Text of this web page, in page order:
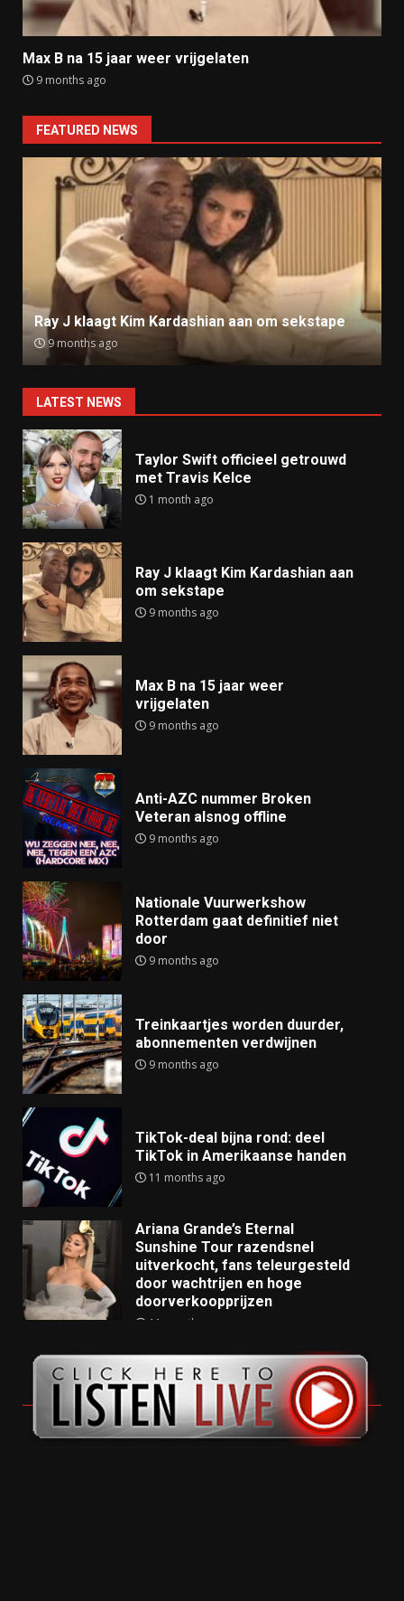
Max B na 15 jaar weer vrijgelaten
9 months ago
FEATURED NEWS
Ray J klaagt Kim Kardashian aan om sekstape
9 months ago
LATEST NEWS
Taylor Swift officieel getrouwd
met Travis Kelce
1 month ago
Ray J klaagt Kim Kardashian aan
om sekstape
9 months ago
Max B na 15 jaar weer
vrijgelaten
9 months ago
Anti-AZC nummer Broken
Veteran alsnog offline
9 months ago
Nationale Vuurwerkshow
Rotterdam gaat definitief niet
door
9 months ago
Treinkaartjes worden duurder,
abonnementen verdwijnen
9 months ago
TikTok-deal bijna rond: deel
TikTok in Amerikaanse handen
11 months ago
Ariana Grande’s Eternal
Sunshine Tour razendsnel
uitverkocht, fans teleurgesteld
door wachtrijen en hoge
doorverkoopprijzen
11 months ago